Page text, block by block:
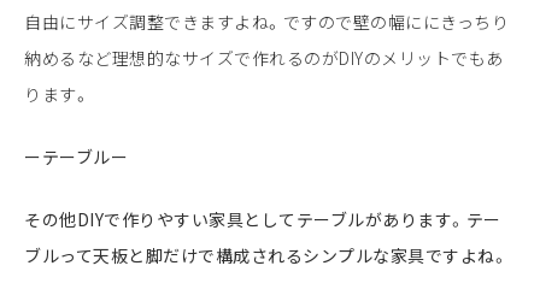
自由にサイズ調整できますよね。ですので壁の幅ににきっちり
納めるなど理想的なサイズで作れるのがDIYのメリットでもあ
ります。
ーテーブルー
その他DIYで作りやすい家具としてテーブルがあります。テー
ブルって天板と脚だけで構成されるシンプルな家具ですよね。